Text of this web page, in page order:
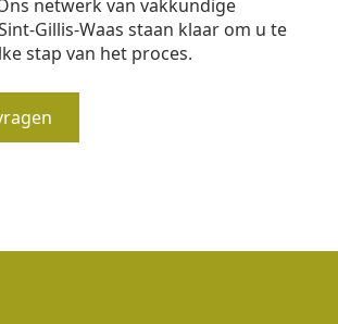
netwerk van vakkundige
Gillis-Waas staan klaar om u te
stap van het proces.